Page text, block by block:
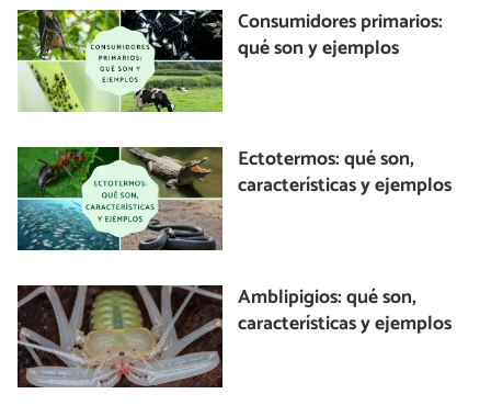
Consumidores primarios:
qué son y ejemplos
Ectotermos: qué son,
características y ejemplos
Amblipigios: qué son,
características y ejemplos